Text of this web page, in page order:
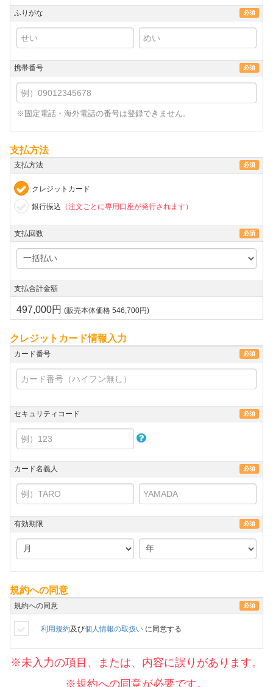
ふりがな 必須
携帯番号 必須
※固定電話・海外電話の番号は登録できません。
支払方法
支払方法 必須
クレジットカード
銀行振込 （注文ごとに専用口座が発行されます）
支払回数 必須
支払合計金額
497,000円 (販売本体価格 546,700円)
クレジットカード情報入力
カード番号 必須
セキュリティコード 必須
カード名義人 必須
有効期限 必須
規約への同意
規約への同意 必須
利用規約及び個人情報の取扱い に同意する
※未入力の項目、または、内容に誤りがあります。
※規約への同意が必要です。